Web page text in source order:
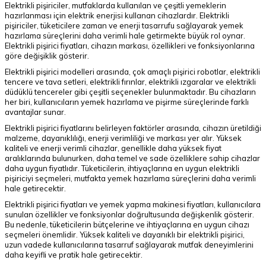
Elektrikli pişiriciler, mutfaklarda kullanılan ve çeşitli yemeklerin
hazırlanması için elektrik enerjisi kullanan cihazlardır. Elektrikli
pişiriciler, tüketicilere zaman ve enerji tasarrufu sağlayarak yemek
hazırlama süreçlerini daha verimli hale getirmekte büyük rol oynar.
Elektrikli pişirici fiyatları, cihazın markası, özellikleri ve fonksiyonlarına
göre değişiklik gösterir.
Elektrikli pişirici modelleri arasında, çok amaçlı pişirici robotlar, elektrikli
tencere ve tava setleri, elektrikli fırınlar, elektrikli ızgaralar ve elektrikli
düdüklü tencereler gibi çeşitli seçenekler bulunmaktadır. Bu cihazların
her biri, kullanıcıların yemek hazırlama ve pişirme süreçlerinde farklı
avantajlar sunar.
Elektrikli pişirici fiyatlarını belirleyen faktörler arasında, cihazın üretildiği
malzeme, dayanıklılığı, enerji verimliliği ve markası yer alır. Yüksek
kaliteli ve enerji verimli cihazlar, genellikle daha yüksek fiyat
aralıklarında bulunurken, daha temel ve sade özelliklere sahip cihazlar
daha uygun fiyatlıdır. Tüketicilerin, ihtiyaçlarına en uygun elektrikli
pişiriciyi seçmeleri, mutfakta yemek hazırlama süreçlerini daha verimli
hale getirecektir.
Elektrikli pişirici fiyatları ve yemek yapma makinesi fiyatları, kullanıcılara
sunulan özellikler ve fonksiyonlar doğrultusunda değişkenlik gösterir.
Bu nedenle, tüketicilerin bütçelerine ve ihtiyaçlarına en uygun cihazı
seçmeleri önemlidir. Yüksek kaliteli ve dayanıklı bir elektrikli pişirici,
uzun vadede kullanıcılarına tasarruf sağlayarak mutfak deneyimlerini
daha keyifli ve pratik hale getirecektir.